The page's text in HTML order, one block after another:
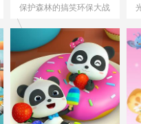
保护森林的搞笑环保大战